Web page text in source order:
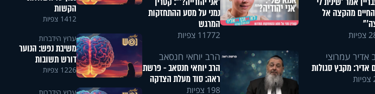
מהקצה אל
נמני על מסע ההתחזקות
המרגש
11772 צפיות
אדיר עמרוצי
אדיר: מקבץ סגולות
הרב יוחאי חנסאב
הרב יוחאי חנסאב - פרשת
ראה: סוד מעלת הצדקה
198 צפיות
הקשות
1412 צפיות
ערוץ הידברות
משיבת נפש: הנוער
דורש תשובות
1226 צפיות